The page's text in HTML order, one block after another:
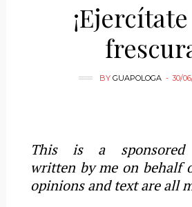
BYGUAPOLOGA 30/
This is a sponsored
written by me on behalf
opinions and text are all